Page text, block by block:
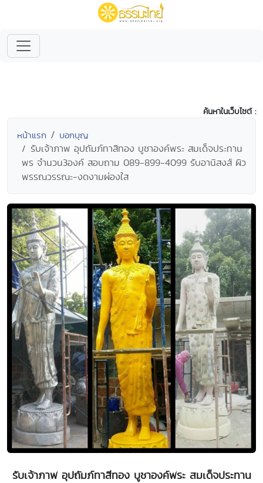
ค้นหาในเว็บไซต์ :
หน้าแรก บอกบุญ
รับเจ้าภาพ อุปถัมภ์ทาสีทอง บูชาองค์พระ สมเด็จประทาน
พร จำนวน3องค์ สอบถาม 089-899-4099 รับอานิสงส์ ผิว
พรรณวรรณะ-งดงามผ่องใส
รับเจ้าภาพ อุปถัมภ์ทาสีทอง บูชาองค์พระ สมเด็จประทาน